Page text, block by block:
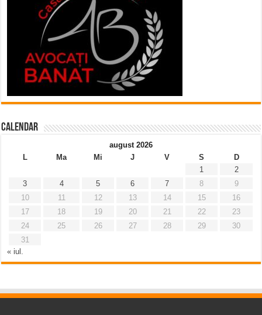
Calendar
august 2026
L
Ma Mi J V S
D
1
2
3
4 5 6 7 8
9
10
11 12 13 14 15
16
17
18 19 20 21 22
23
24
25 26 27 28 29
30
31
« iul.